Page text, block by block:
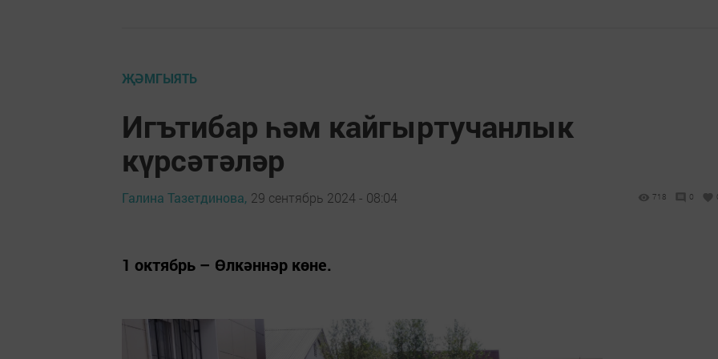
ҖӘМГЫЯТЬ
Игътибар һәм кайгыртучанлык
күрсәтәләр
Галина Тазетдинова, 29 сентябрь 2024 - 08:04 718 0
1 октябрь – Өлкәннәр көне.